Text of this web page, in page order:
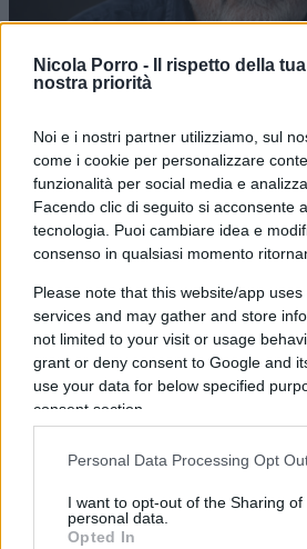
Nicola Porro -
Il rispetto della
nostra priorità
Noi e i nostri partner utilizziamo, sul
come i cookie per personalizzare
funzionalità per social media e
Facendo clic di seguito si acconsente
tecnologia. Puoi cambiare idea e
consenso in qualsiasi momento
Please note that this website/app
services and may gather and store
not limited to your visit or usage
grant or deny consent to Google and
use your data for below specified
consent section.
Personal Data Processing Opt
I want to opt-out of the Sharing of
personal data.
Opted In
Nessuno più distante, più
compagno Guccini,epitome
ortodosso fino all’ipocrisia,
canzone per raccontare